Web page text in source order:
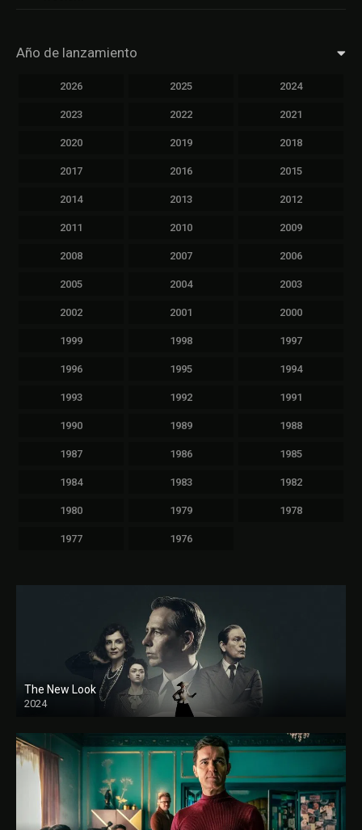
Año de lanzamiento
2026 2025 2024
2023 2022 2021
2020 2019 2018
2017 2016 2015
2014 2013 2012
2011 2010 2009
2008 2007 2006
2005 2004 2003
2002 2001 2000
1999 1998 1997
1996 1995 1994
1993 1992 1991
1990 1989 1988
1987 1986 1985
1984 1983 1982
1980 1979 1978
1977 1976
The New Look
2024